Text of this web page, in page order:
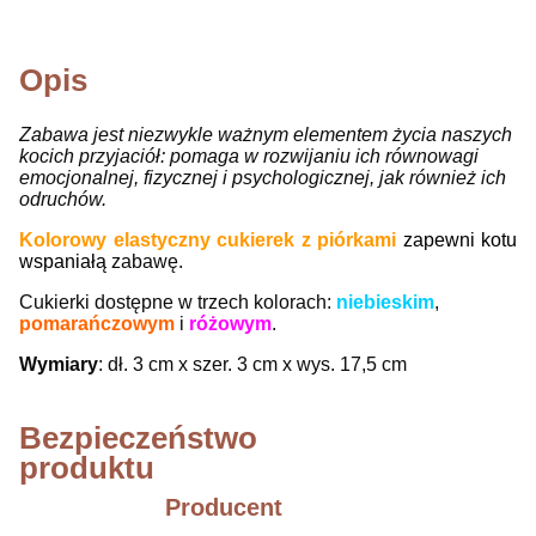
Opis
Zabawa jest niezwykle ważnym elementem życia naszych
kocich przyjaciół: pomaga w rozwijaniu ich równowagi
emocjonalnej, fizycznej i psychologicznej, jak również ich
odruchów.
Kolorowy elastyczny cukierek z piórkami zapewni kotu
wspaniałą zabawę.
Cukierki dostępne w trzech kolorach: niebieskim,
pomarańczowym i różowym.
Wymiary: dł. 3 cm x szer. 3 cm x wys. 17,5 cm
Bezpieczeństwo
produktu
Producent